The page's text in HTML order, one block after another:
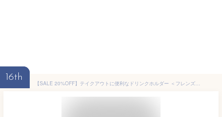
16th
【SALE 20%OFF】テイクアウトに便利なドリンクホルダー ＜フレンズヒル公式＞ カップホルダー 保温保冷 持ち歩き 軽い アイスコーヒー ホットコーヒー エコバッグ カラビナ アルミシート ベビーカー 手提げ プレゼント お洒落 ストライプ トマト シンプル